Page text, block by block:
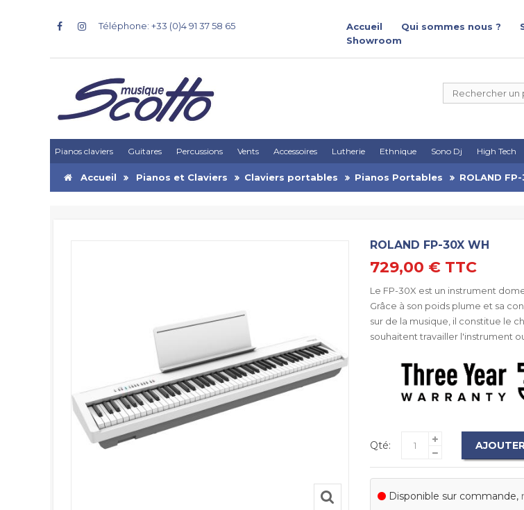
Téléphone: +33 (0)4 91 37 58 65 Accueil Qui sommes nous ?
Showroom
Pianos claviers Guitares Percussions Vents Accessoires Lutherie Ethnique Sono Dj High Tech
Accueil Pianos et Claviers Claviers portables Pianos Portables ROLAND
ROLAND FP-30X WH
729,00 € TTC
Le FP-30X est un instrument
Grâce à son poids plume et sa
sur de la musique, il constitue le
souhaitent travailler l'instrument
Qté:
Disponible sur commande,